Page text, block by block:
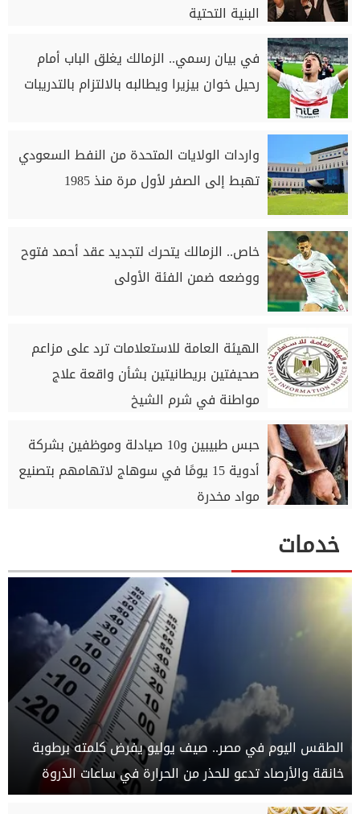
البنية التحتية
في بيان رسمي.. الزمالك يغلق الباب أمام
رحيل خوان بيزيرا ويطالبه بالالتزام بالتدريبات
واردات الولايات المتحدة من النفط السعودي
تهبط إلى الصفر لأول مرة منذ 1985
خاص.. الزمالك يتحرك لتجديد عقد أحمد فتوح
ووضعه ضمن الفئة الأولى
الهيئة العامة للاستعلامات ترد على مزاعم
صحيفتين بريطانيتين بشأن واقعة علاج
مواطنة في شرم الشيخ
حبس طبيبين و10 صيادلة وموظفين بشركة
أدوية 15 يومًا في سوهاج لاتهامهم بتصنيع
مواد مخدرة
خدمات
الطقس اليوم في مصر.. صيف يوليو يفرض كلمته برطوبة
خانقة والأرصاد تدعو للحذر من الحرارة في ساعات الذروة